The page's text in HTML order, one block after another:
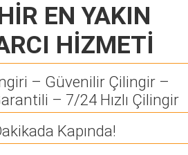
EN YAKIN
HİZMETİ
– Güvenilir Çilingir –
– 7/24 Hızlı Çilingir
Kapında!